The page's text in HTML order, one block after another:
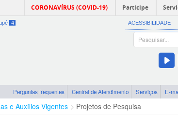
CORONAVÍRUS (COVID-19) Participe
4 ACESSIBILIDADE
Perguntas frequentes Central de Atendimento Serviços E-
e Auxílios Vigentes Projetos de Pesquisa